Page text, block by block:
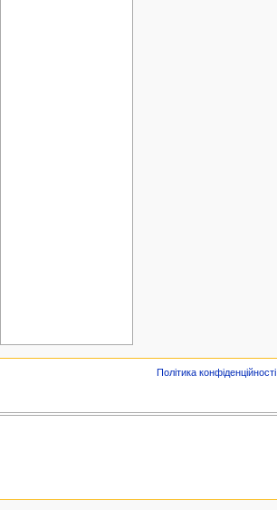
Політика конфіденційності